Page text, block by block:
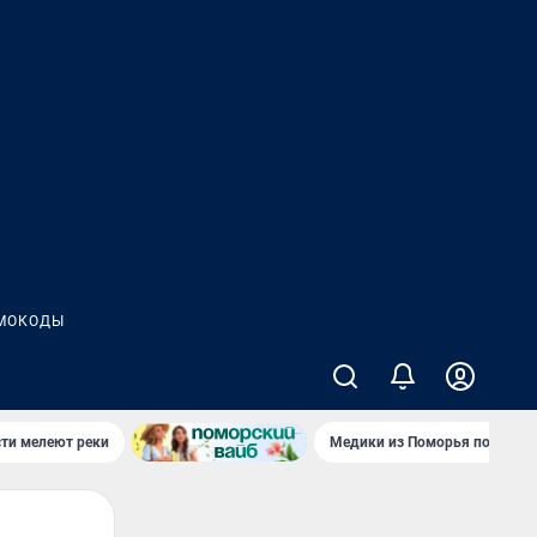
мелеют реки Медики из Поморья поехали